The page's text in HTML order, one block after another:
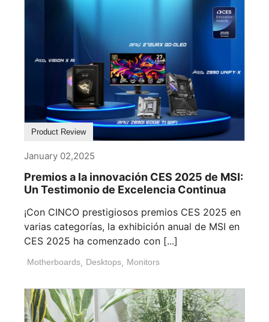
Product Review
January 02,2025
Premios a la innovación CES 2025 de MSI:
Un Testimonio de Excelencia Continua
¡Con CINCO prestigiosos premios CES 2025 en
varias categorías, la exhibición anual de MSI en
CES 2025 ha comenzado con [...]
Motherboards, Desktops, Monitors